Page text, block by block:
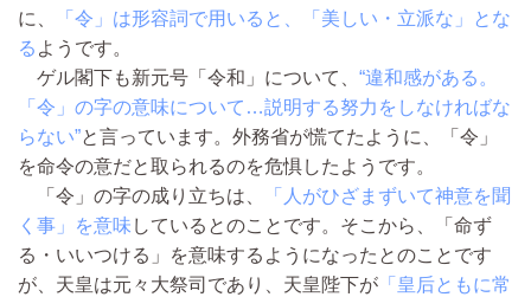
に、
「令」は形容詞で用いると、「美しい・立派な」とな
る ようです。
ゲル閣下も新元号「令和」について、 “違和感がある。
「令」の字の意味について…説明する努力をしなければな
らない”と言っています。外務省が慌てたように、「令」
を命令の意だと取られるのを危惧したようです。
「令」の字の成り立ちは、
「人がひざまずいて神意を聞
く事」を意味 しているとのことです。そこから、「命ず
る・いいつける」を意味するようになったとのことです
が、天皇は元々大祭司であり、天皇陛下が 「皇后ともに常